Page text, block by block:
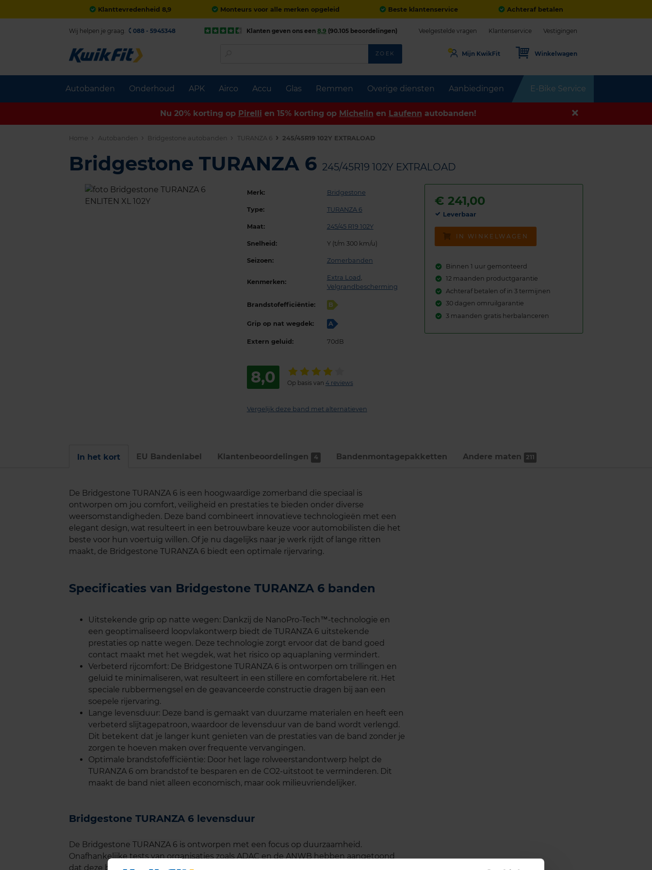
Klanttevredenheid 8,9 Monteurs voor alle merken opgeleid Beste klantenservice Achteraf betalen
Autobanden Onderhoud APK Airco Accu Glas Remmen Overige diensten Aanbiedingen E-Bike Service
Wij helpen je graag. 088 - 5945348 Klanten geven ons een 8,9 (90.105 beoordelingen) Veelgestelde vragen Klantenservice Vestigingen
ZOEK Mijn KwikFit Winkelwagen
Nu 20% korting op Pirelli en 15% korting op Michelin en Laufenn autobanden!
Home Autobanden Bridgestone autobanden TURANZA 6 245/45R19 102Y EXTRALOAD
Bridgestone TURANZA 6 245/45R19 102Y EXTRALOAD
Merk: Bridgestone
Type: TURANZA 6
Maat: 245/45 R19 102Y
Snelheid: Y (t/m 300 km/u)
Seizoen: Zomerbanden
Kenmerken:
Extra Load ,
Velgrandbescherming
Brandstofefficiëntie: B
Grip op nat wegdek: A
Extern geluid: 70dB
8,0 Op basis van 4 reviews
Vergelijk deze band met alternatieven
€241,00
Leverbaar
IN WINKELWAGEN
Binnen 1 uur gemonteerd
12 maanden productgarantie
Achteraf betalen of in 3 termijnen
30 dagen omruilgarantie
3 maanden gratis herbalanceren
In het kort EU Bandenlabel Klantenbeoordelingen 4 Bandenmontage­pakketten Andere maten 211
De Bridgestone TURANZA 6 is een hoogwaardige zomerband die speciaal is
ontworpen om jou comfort, veiligheid en prestaties te bieden onder diverse
weersomstandigheden. Deze band combineert innovatieve technologieën met een
elegant design, wat resulteert in een betrouwbare keuze voor automobilisten die het
beste voor hun voertuig willen. Of je nu dagelijks naar je werk rijdt of lange ritten
maakt, de Bridgestone TURANZA 6 biedt een optimale rijervaring.
Specificaties van Bridgestone TURANZA 6 banden
Uitstekende grip op natte wegen: Dankzij de NanoPro-Tech™-technologie en
een geoptimaliseerd loopvlakontwerp biedt de TURANZA 6 uitstekende
prestaties op natte wegen. Deze technologie zorgt ervoor dat de band goed
contact maakt met het wegdek, wat het risico op aquaplaning vermindert.
Verbeterd rijcomfort: De Bridgestone TURANZA 6 is ontworpen om trillingen en
geluid te minimaliseren, wat resulteert in een stillere en comfortabelere rit. Het
speciale rubbermengsel en de geavanceerde constructie dragen bij aan een
soepele rijervaring.
Lange levensduur: Deze band is gemaakt van duurzame materialen en heeft een
verbeterd slijtagepatroon, waardoor de levensduur van de band wordt verlengd.
Dit betekent dat je langer kunt genieten van de prestaties van de band zonder je
zorgen te hoeven maken over frequente vervangingen.
Optimale brandstofefficiëntie: Door het lage rolweerstandontwerp helpt de
TURANZA 6 om brandstof te besparen en de CO2-uitstoot te verminderen. Dit
maakt de band niet alleen economisch, maar ook milieuvriendelijker.
Bridgestone TURANZA 6 levensduur
De Bridgestone TURANZA 6 is ontworpen met een focus op duurzaamheid.
Onafhankelijke tests van organisaties zoals ADAC en de ANWB hebben aangetoond
dat deze band een indrukwekkende levensduur heeft. Dankzij het innovatieve